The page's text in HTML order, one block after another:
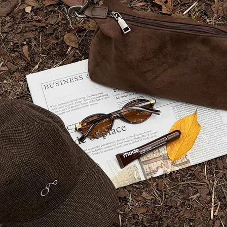
〜
在庫なし商品
表示する
表示し
検索